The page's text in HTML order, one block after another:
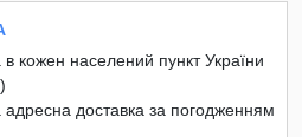
в кожен населений пункт України
доставка за погодженням